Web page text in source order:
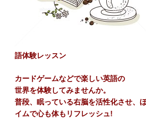
語体験レッスン
カードゲームなどで楽しい英語の
世界を体験してみませんか。
普段、眠っている右脳を活性化させ、
イムで心も体もリフレッシュ!